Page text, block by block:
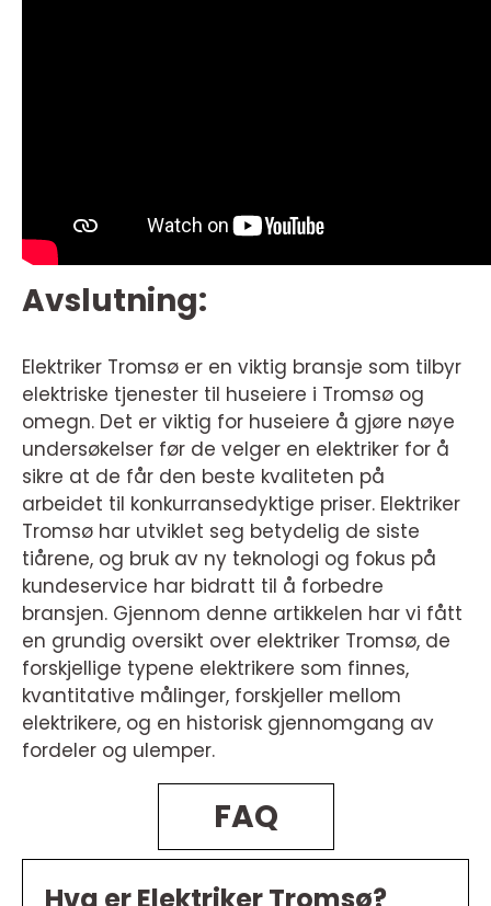
Avslutning:
Elektriker Tromsø er en viktig bransje som tilbyr
elektriske tjenester til huseiere i Tromsø og
omegn. Det er viktig for huseiere å gjøre nøye
undersøkelser før de velger en elektriker for å
sikre at de får den beste kvaliteten på
arbeidet til konkurransedyktige priser. Elektriker
Tromsø har utviklet seg betydelig de siste
tiårene, og bruk av ny teknologi og fokus på
kundeservice har bidratt til å forbedre
bransjen. Gjennom denne artikkelen har vi fått
en grundig oversikt over elektriker Tromsø, de
forskjellige typene elektrikere som finnes,
kvantitative målinger, forskjeller mellom
elektrikere, og en historisk gjennomgang av
fordeler og ulemper.
FAQ